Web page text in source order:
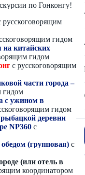
по Гонконгу!
русскоговорящим
гидом
китайских
гидом
с русскоговорящим
части города –
гидом
с ужином в
гидом
деревни
NP360 с
(групповая) с
(или отель в
координатором